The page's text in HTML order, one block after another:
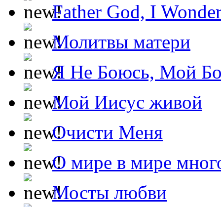
Father God, I
Молитвы матери
Я Не Боюсь, Мой
Мой Иисус живой
Очисти Меня
О мире в мире
Мосты любви